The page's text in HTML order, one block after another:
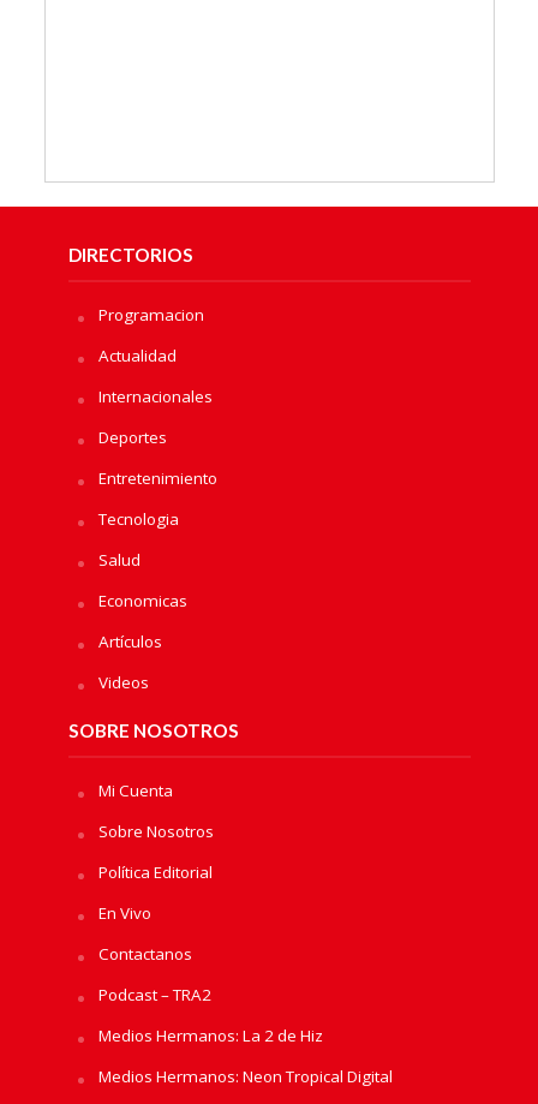
DIRECTORIOS
Programacion
Actualidad
Internacionales
Deportes
Entretenimiento
Tecnologia
Salud
Economicas
Artículos
Videos
SOBRE NOSOTROS
Mi Cuenta
Sobre Nosotros
Política Editorial
En Vivo
Contactanos
Podcast – TRA2
Medios Hermanos: La 2 de Hiz
Medios Hermanos: Neon Tropical Digital